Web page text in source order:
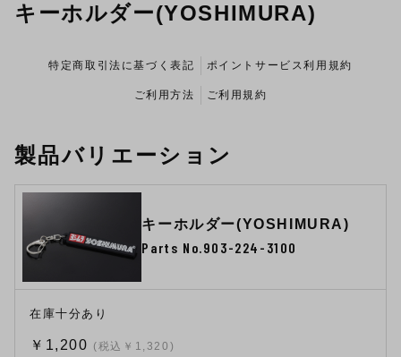
キーホルダー(YOSHIMURA)
特定商取引法に基づく表記 ポイントサービス利用規約
ご利用方法 ご利用規約
製品バリエーション
キーホルダー(YOSHIMURA)
Parts No.903-224-3100
在庫十分あり
￥1,200 (税込￥1,320)